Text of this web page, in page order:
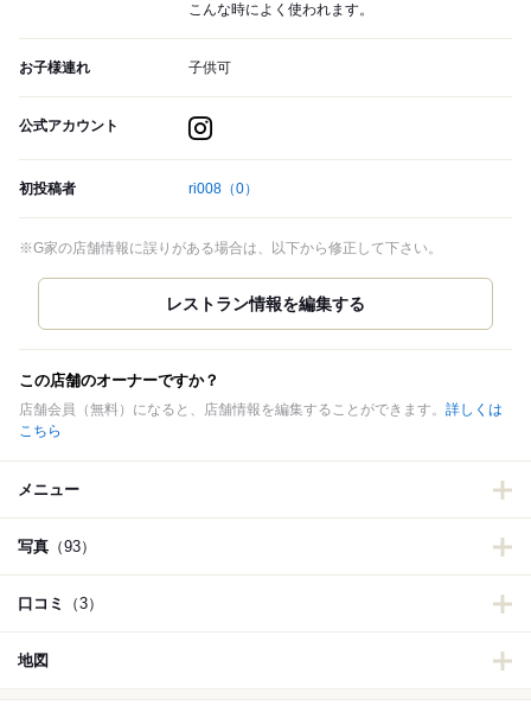
こんな時によく使われます。
お子様連れ 子供可
公式アカウント
初投稿者 ri008 （0）
※G家の店舗情報に誤りがある場合は、以下から修正して下さい。
この店舗のオーナーですか？
店舗会員（無料）になると、店舗情報を編集することができます。 詳しくは
こちら
メニュー
写真 （93）
口コミ （3）
地図